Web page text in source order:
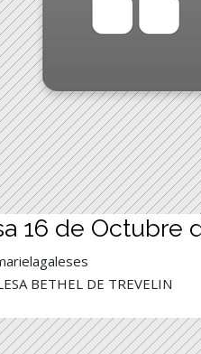
16 de Octubre
BETHEL DE TREVELIN